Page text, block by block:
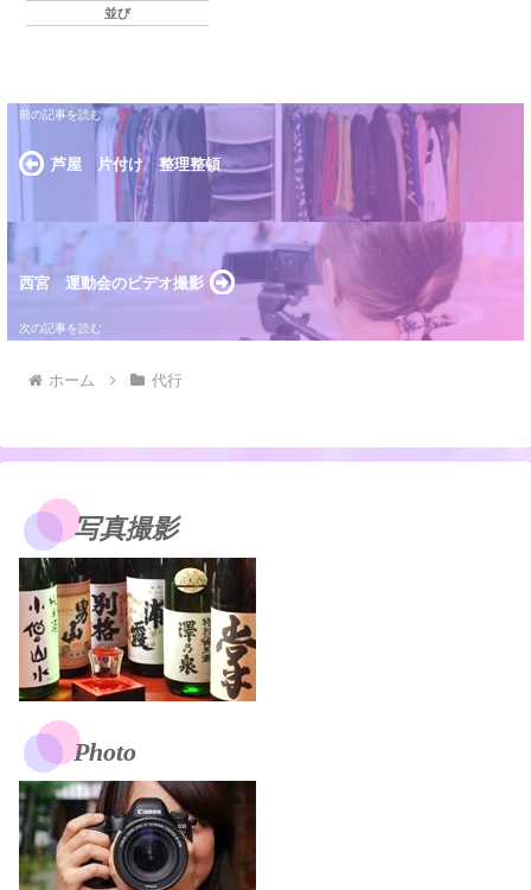
並び
芦屋 片付け 整理整頓
西宮 運動会のビデオ撮影
ホーム 代行
写真撮影
Photo